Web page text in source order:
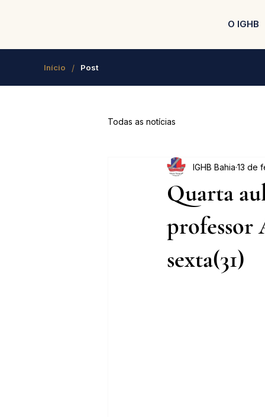
O IGHB
Início / Post
Todas as notícias
Quarta
professor
sexta(31)
IGHB Bahia 13 de